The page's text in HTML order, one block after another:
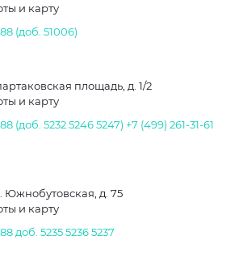
и карту
(доб. 51006)
площадь, д. 1/2
и карту
(доб. 523252465247) +7 (499) 261-31-61
Южнобутовская, д. 75
и карту
доб. 523552365237